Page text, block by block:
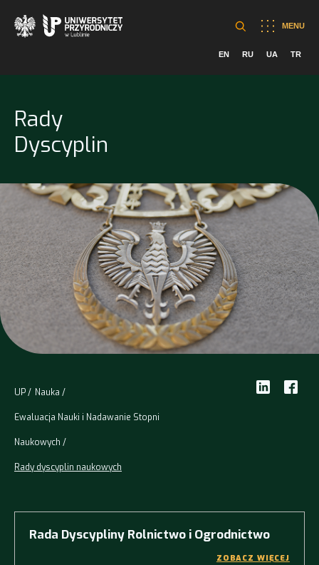
MENU
EN RU UA TR
Rady
Dyscyplin
UP Nauka
Ewaluacja Nauki i Nadawanie Stopni
Naukowych
Rady dyscyplin naukowych
Rada Dyscypliny Rolnictwo i Ogrodnictwo
ZOBACZ WIĘCEJ